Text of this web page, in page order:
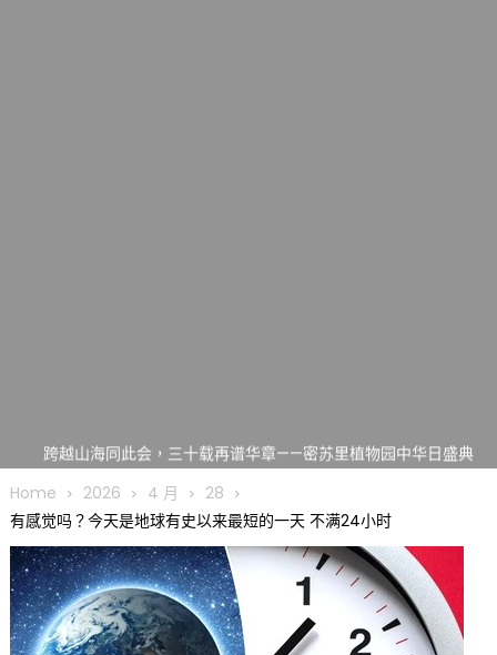
跨越山海同此会，三十载再谱华章——密苏里植物园中华日盛典
圆满举行
圣路易龙舟俱乐部5月16日龙舟体验日 邀请各界亲身体验划行乐
趣 + 水上竞速魅力
三十二载跨越时空的相逢
执掌密苏里植物园近四十年 致力推动全球植物多样性研究与中美
合作 Peter Raven 博士逝世 享年89岁
一晃三十年，初夏又相逢。中华日，等你来赴约 —— 密苏里植物
Home 2026 4 月
28
有感觉吗？今天是地球有史以来最短的一天 不满24小时